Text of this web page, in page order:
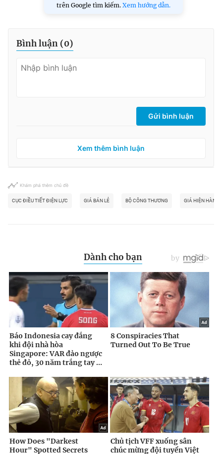
trên Google tìm kiếm. Xem hướng dẫn.
Bình luận (0)
Gửi bình luận
Xem thêm bình luận
Khám phá thêm chủ đề
CỤC ĐIỀU TIẾT ĐIỆN LỰC GIÁ BÁN LẺ BỘ CÔNG THƯƠNG GIÁ HIỆN HÀNH